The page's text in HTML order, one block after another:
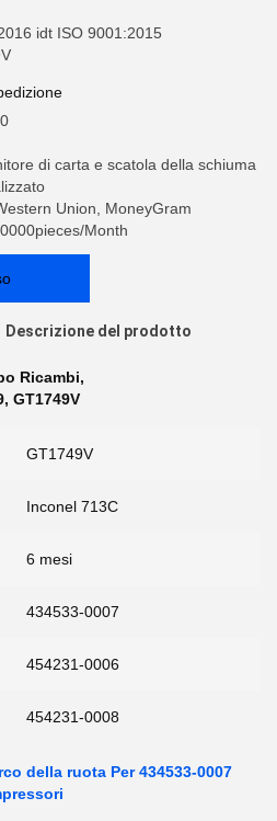
idt ISO 9001:2015
di carta e scatola della schiuma
Union, MoneyGram
Month
Descrizione del prodotto
Ricambi,
, GT1749V
GT1749V
Inconel 713C
6 mesi
434533-0007
454231-0006
454231-0008
della ruota Per 434533-0007